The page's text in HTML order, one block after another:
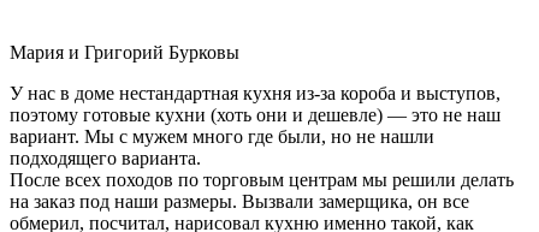
Мария и Григорий Бурковы
У нас в доме нестандартная кухня из-за короба и выступов,
поэтому готовые кухни (хоть они и дешевле) — это не наш
вариант. Мы с мужем много где были, но не нашли
подходящего варианта.
После всех походов по торговым центрам мы решили делать
на заказ под наши размеры. Вызвали замерщика, он все
обмерил, посчитал, нарисовал кухню именно такой, как